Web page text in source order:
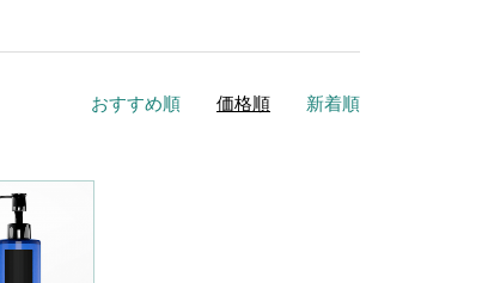
おすすめ順 価格順 新着順